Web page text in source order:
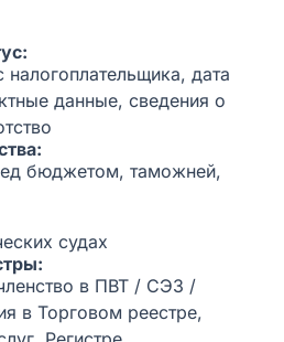
налогоплательщика, дата
данные, сведения о
бюджетом, таможней,
судах
в ПВТ / СЭЗ /
в Торговом реестре,